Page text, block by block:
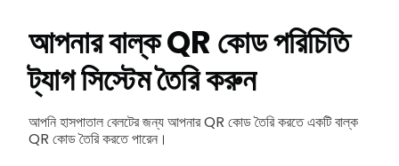
আপনার বাল্ক QR কোড পরিচিতি
ট্যাগ সিস্টেম তৈরি করুন
আপনি হাসপাতাল বেলটের জন্য আপনার QR কোড তৈরি করতে একটি বাল্ক
QR কোড তৈরি করতে পারেন।